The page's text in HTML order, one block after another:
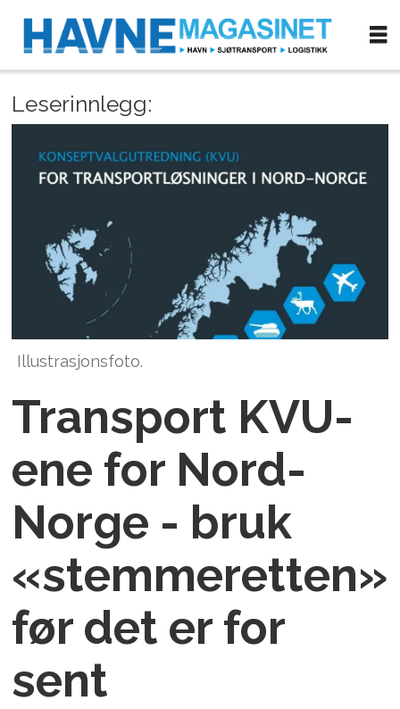
Leserinnlegg:
Illustrasjonsfoto.
Transport KVU-
ene for Nord-
Norge - bruk
«stemmeretten»
før det er for
sent